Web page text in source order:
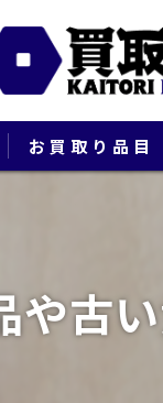
お買取り品目
や古